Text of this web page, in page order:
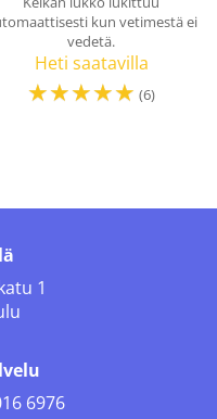
kun vetimestä ei
vedetä.
Heti saatavilla
☆☆☆☆☆ (6)
1
6976